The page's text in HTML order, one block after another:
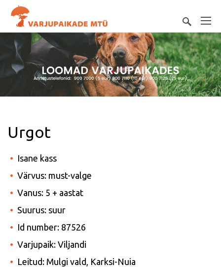
Urgot
Isane kass
Värvus: must-valge
Vanus: 5 + aastat
Suurus: suur
Id number: 87526
Varjupaik: Viljandi
Leitud: Mulgi vald, Karksi-Nuia